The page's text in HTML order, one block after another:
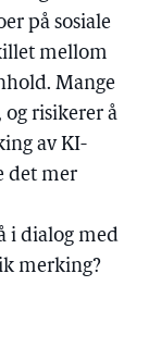
på sosiale
mellom
Mange
risikerer å
av KI-
det mer
i dialog med
merking?